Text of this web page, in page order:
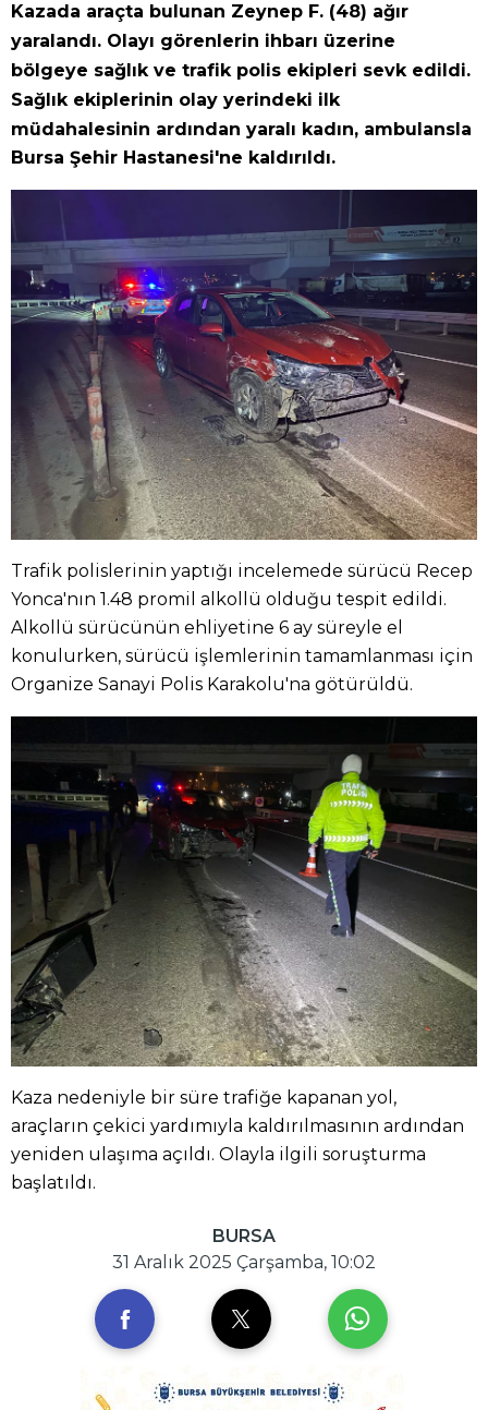
Kazada araçta bulunan Zeynep F. (48) ağır
yaralandı. Olayı görenlerin ihbarı üzerine
bölgeye sağlık ve trafik polis ekipleri sevk edildi.
Sağlık ekiplerinin olay yerindeki ilk
müdahalesinin ardından yaralı kadın, ambulansla
Bursa Şehir Hastanesi'ne kaldırıldı.
Trafik polislerinin yaptığı incelemede sürücü Recep
Yonca'nın 1.48 promil alkollü olduğu tespit edildi.
Alkollü sürücünün ehliyetine 6 ay süreyle el
konulurken, sürücü işlemlerinin tamamlanması için
Organize Sanayi Polis Karakolu'na götürüldü.
Kaza nedeniyle bir süre trafiğe kapanan yol,
araçların çekici yardımıyla kaldırılmasının ardından
yeniden ulaşıma açıldı. Olayla ilgili soruşturma
başlatıldı.
BURSA
31 Aralık 2025 Çarşamba, 10:02